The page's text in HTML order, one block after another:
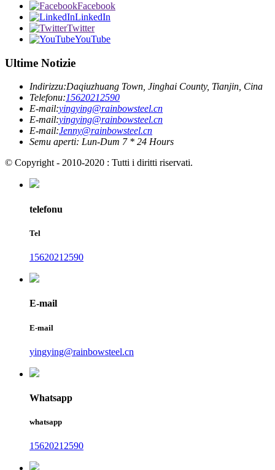
Facebook
LinkedIn
Twitter
YouTube
Ultime Notizie
Indirizzu:Daqiuzhuang Town, Jinghai County, Tianjin, Cina
Telefonu:15620212590
E-mail:yingying@rainbowsteel.cn
E-mail:yingying@rainbowsteel.cn
E-mail:Jenny@rainbowsteel.cn
Semu aperti: Lun-Dum 7 * 24 Hours
© Copyright - 2010-2020 : Tutti i diritti riservati.
telefonu
Tel
15620212590
E-mail
E-mail
yingying@rainbowsteel.cn
Whatsapp
whatsapp
15620212590